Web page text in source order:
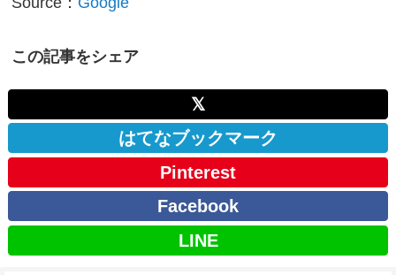
この記事をシェア
𝕏
はてなブックマーク
Pinterest
Facebook
LINE